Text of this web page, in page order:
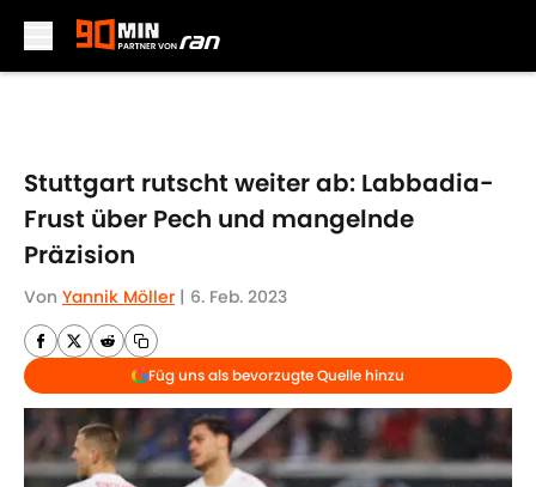
Stuttgart rutscht weiter ab: Labbadia-
Frust über Pech und mangelnde
Präzision
Von Yannik Möller | 6. Feb. 2023
Füg uns als bevorzugte Quelle hinzu